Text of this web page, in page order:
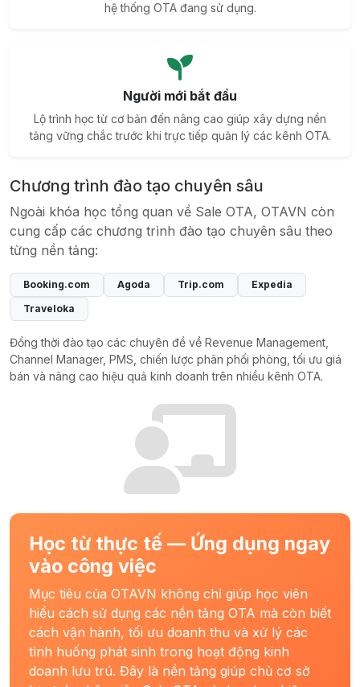
hệ thống OTA đang sử dụng.
Người mới bắt đầu
Lộ trình học từ cơ bản đến nâng cao giúp xây dựng nền
tảng vững chắc trước khi trực tiếp quản lý các kênh OTA.
Chương trình đào tạo chuyên sâu
Ngoài khóa học tổng quan về Sale OTA, OTAVN còn
cung cấp các chương trình đào tạo chuyên sâu theo
từng nền tảng:
Booking.com Agoda Trip.com
Expedia
Traveloka
Đồng thời đào tạo các chuyên đề về Revenue Management,
Channel Manager, PMS, chiến lược phân phối phòng, tối ưu giá
bán và nâng cao hiệu quả kinh doanh trên nhiều kênh OTA.
Học từ thực tế — Ứng dụng ngay
vào công việc
Mục tiêu của OTAVN không chỉ giúp học viên
hiểu cách sử dụng các nền tảng OTA mà còn biết
cách vận hành, tối ưu doanh thu và xử lý các
tình huống phát sinh trong hoạt động kinh
doanh lưu trú. Đây là nền tảng giúp chủ cơ sở